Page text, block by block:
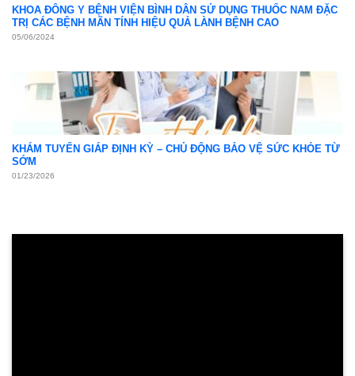
KHOA ĐÔNG Y BỆNH VIỆN BÌNH DÂN SỬ DỤNG THUỐC NAM ĐẶC
TRỊ CÁC BỆNH MÃN TÍNH HIỆU QUẢ LÀNH BỆNH CAO
05/06/2024
KHÁM TUYẾN GIÁP ĐỊNH KỲ – CHỦ ĐỘNG BẢO VỆ SỨC KHỎE TỪ
SỚM
01/23/2026